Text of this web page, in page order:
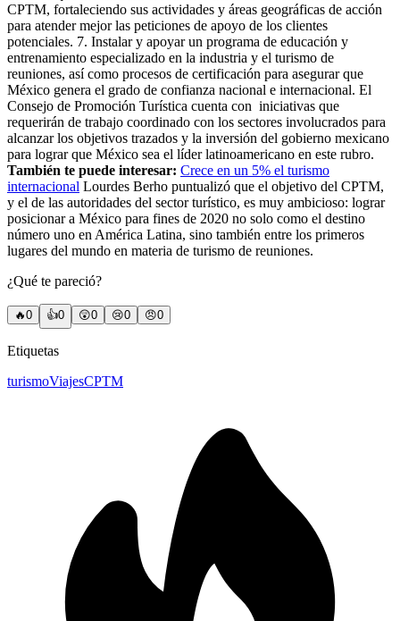
CPTM, fortaleciendo sus actividades y áreas geográficas de acción
para atender mejor las peticiones de apoyo de los clientes
potenciales. 7. Instalar y apoyar un programa de educación y
entrenamiento especializado en la industria y el turismo de
reuniones, así como procesos de certificación para asegurar que
México genera el grado de confianza nacional e internacional. El
Consejo de Promoción Turística cuenta con iniciativas que
requerirán de trabajo coordinado con los sectores involucrados para
alcanzar los objetivos trazados y la inversión del gobierno mexicano
para lograr que México sea el líder latinoamericano en este rubro.
También te puede interesar: Crece en un 5% el turismo
internacional Lourdes Berho puntualizó que el objetivo del CPTM,
y el de las autoridades del sector turístico, es muy ambicioso: lograr
posicionar a México para fines de 2020 no solo como el destino
número uno en América Latina, sino también entre los primeros
lugares del mundo en materia de turismo de reuniones.
¿Qué te pareció?
🔥0 👍0 😲0 😢0 😠0
Etiquetas
turismoViajesCPTM